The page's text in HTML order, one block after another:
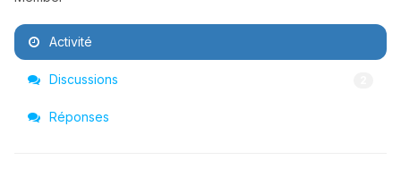
Activité
Discussions
Réponses